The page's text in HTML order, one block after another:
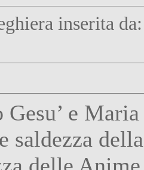
inserita
Gesu’ e
saldezza